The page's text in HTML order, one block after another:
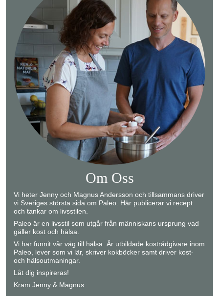
Om Oss
Vi heter Jenny och Magnus Andersson och tillsammans driver
vi Sveriges största sida om Paleo. Här publicerar vi recept
och tankar om livsstilen.
Paleo är en livsstil som utgår från människans ursprung vad
gäller kost och hälsa.
Vi har funnit vår väg till hälsa. Är utbildade kostrådgivare inom
Paleo, lever som vi lär, skriver kokböcker samt driver kost-
och hälsoutmaningar.
Låt dig inspireras!
Kram Jenny & Magnus